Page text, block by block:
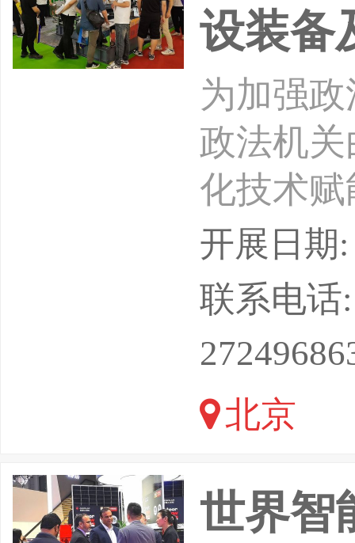
设装备
为加强
政法机关
化技术
平，由
办，北
承办的
彻落实
化技术
开展日期
联系电话
北京
世界智